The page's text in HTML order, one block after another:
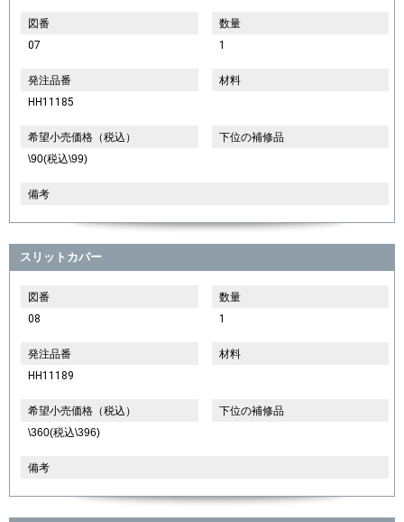
図番
07
数量
1
発注品番
HH11185
材料
希望小売価格（税込）
\90(税込\99)
下位の補修品
備考
スリットカバー
図番
08
数量
1
発注品番
HH11189
材料
希望小売価格（税込）
\360(税込\396)
下位の補修品
備考